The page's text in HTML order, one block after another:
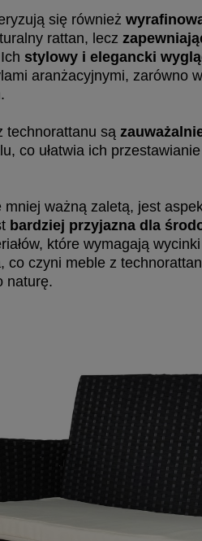
się również
rattan, lecz
stylowy i elegancki
aranżacyjnymi, zarówno
technorattanu są
co ułatwia ich
mniej ważną zaletą, jest
bardziej przyjazna dla
które wymagają
co czyni meble z
naturę.